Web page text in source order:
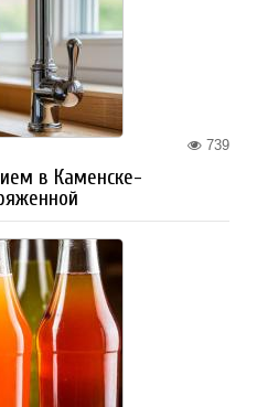
739
в Каменске-